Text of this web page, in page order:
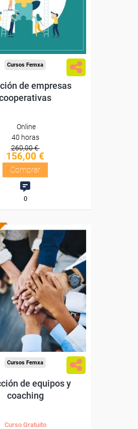
Diploma
Compra segura
Cursos Femxa
de empresas
Online
40 horas
260,00 €
156,00 €
Comprar
0
Formación 100%
subvencionada.
desempleados,
y autónomos
de Madrid.
los sectores.
Cursos Femxa
de equipos y
coaching
Curso Gratuito